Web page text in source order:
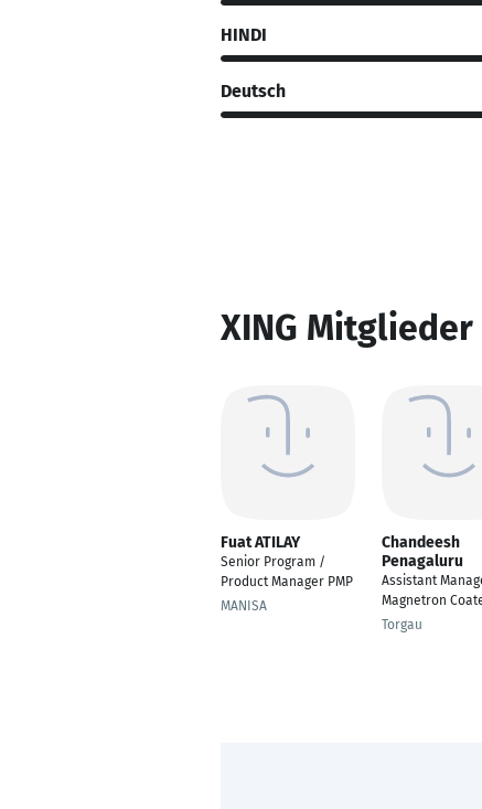
HINDI
Deutsch
XING
Fuat ATILAY
Senior Program /
Product Manager PMP
MANISA
Chandeesh
Penagaluru
Assistant
Magnetron
Torgau